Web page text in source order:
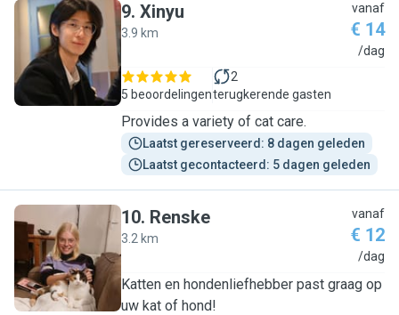
X
9. Xinyu
3.9 km
vanaf
€ 14
/dag
5 beoordelingen
2
terugkerende gasten
Provides a variety of cat care.
Laatst gereserveerd: 8 dagen geleden
Laatst gecontacteerd: 5 dagen geleden
R
10. Renske
3.2 km
vanaf
€ 12
/dag
Katten en hondenliefhebber past graag op
uw kat of hond!